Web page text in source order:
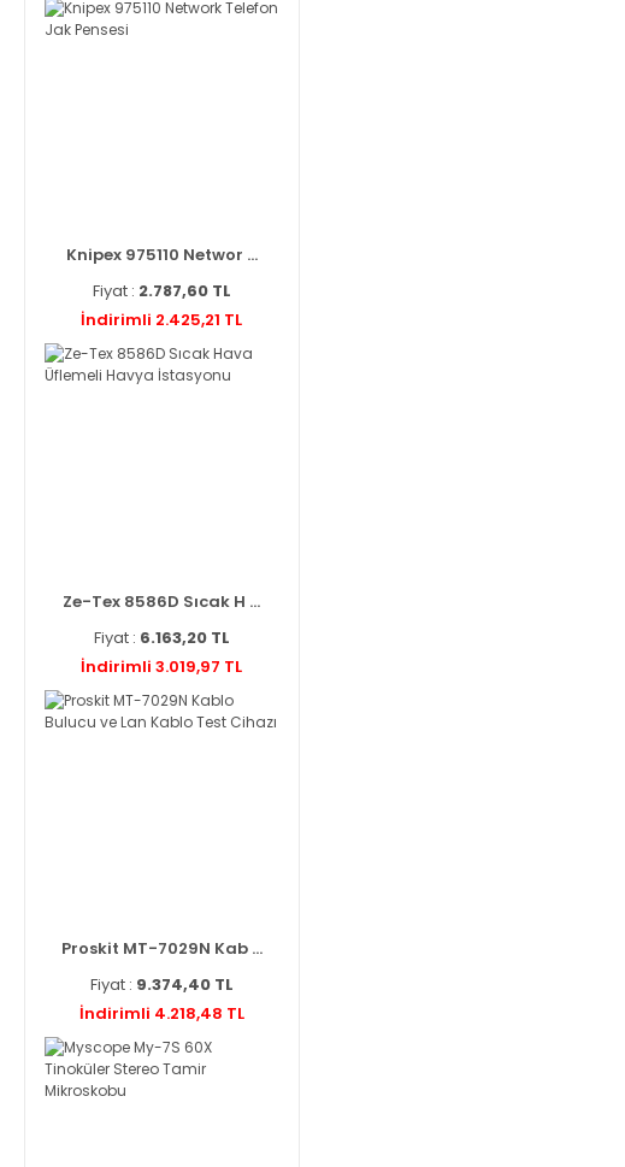
Knipex 975110 Networ ...
Fiyat : 2.787,60 TL
İndirimli 2.425,21 TL
Ze-Tex 8586D Sıcak H ...
Fiyat : 6.163,20 TL
İndirimli 3.019,97 TL
Proskit MT-7029N Kab ...
Fiyat : 9.374,40 TL
İndirimli 4.218,48 TL